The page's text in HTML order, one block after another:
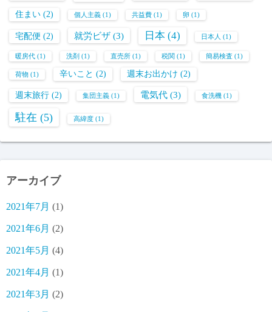
住まい (2) 個人主義 (1) 共益費 (1) 卵 (1)
宅配便 (2) 就労ビザ (3) 日本 (4) 日本人 (1)
暖房代 (1) 洗剤 (1) 直売所 (1) 税関 (1) 簡易検査 (1)
荷物 (1) 辛いこと (2) 週末お出かけ (2)
週末旅行 (2) 集団主義 (1) 電気代 (3) 食洗機 (1)
駐在 (5) 高緯度 (1)
アーカイブ
2021年7月 (1)
2021年6月 (2)
2021年5月 (4)
2021年4月 (1)
2021年3月 (2)